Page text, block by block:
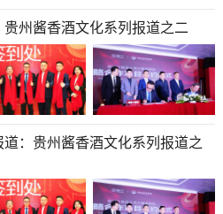
州酱香酒文化系列报道之二
：贵州酱香酒文化系列报道之